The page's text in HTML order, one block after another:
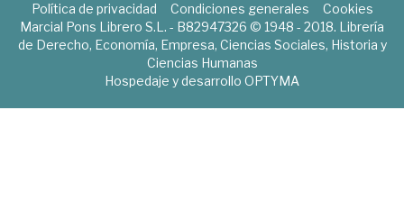
Política de privacidad Condiciones generales
Cookies
Marcial Pons Librero S.L. - B82947326 © 1948 - 2018. Librería
de Derecho, Economía, Empresa, Ciencias Sociales, Historia y
Ciencias Humanas
Hospedaje y desarrollo OPTYMA